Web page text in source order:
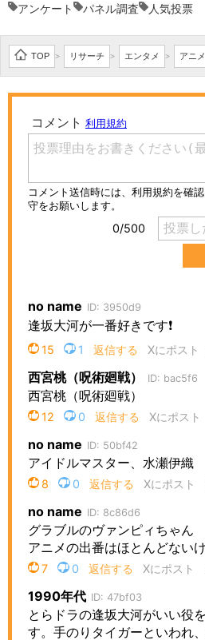
アンケート パネル調査 人気投票
TOP > リサーチ > エンタメ > アニメ